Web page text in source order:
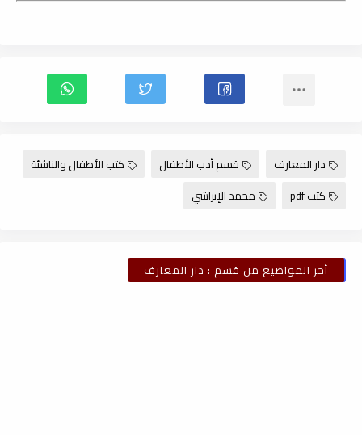
دار المعارف قسم أدب الأطفال
كتب الأطفال والناشئة
كتب pdf
محمد الإبراشي
أخر المواضيع من قسم : دار المعارف